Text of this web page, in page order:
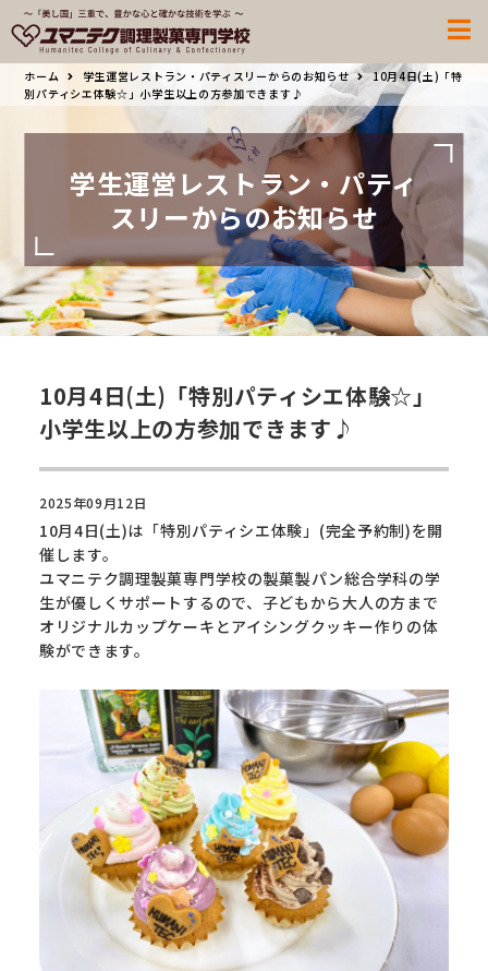
ホーム 学生運営レストラン・パティスリーからのお知らせ
10月4日(土)「特
別パティシエ体験☆」小学生以上の方参加できます♪
学生運営レストラン・パティ
スリーからのお知らせ
10月4日(土)「特別パティシエ体験☆」
小学生以上の方参加できます♪
2025年09月12日
10月4日(土)は「特別パティシエ体験」(完全予約制)を開
催します。
ユマニテク調理製菓専門学校の製菓製パン総合学科の学
生が優しくサポートするので、子どもから大人の方まで
オリジナルカップケーキとアイシングクッキー作りの体
験ができます。